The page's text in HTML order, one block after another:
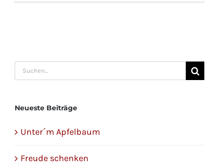
Suche
Neueste Beiträge
Unter´m Apfelbaum
Freude schenken